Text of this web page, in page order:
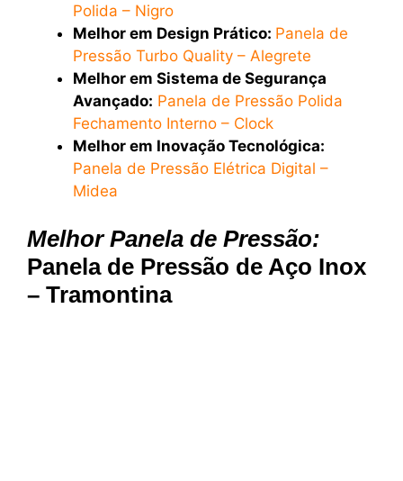
Polida – Nigro
Melhor em Design Prático: Panela de
Pressão Turbo Quality – Alegrete
Melhor em Sistema de Segurança
Avançado: Panela de Pressão Polida
Fechamento Interno – Clock
Melhor em Inovação Tecnológica:
Panela de Pressão Elétrica Digital –
Midea
Melhor Panela de Pressão:
Panela de Pressão de Aço Inox
– Tramontina